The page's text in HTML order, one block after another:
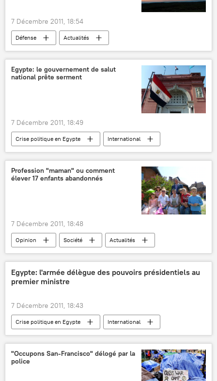
7 Décembre 2011, 18:54
Défense Actualités
Egypte: le gouvernement de salut
national prête serment
7 Décembre 2011, 18:49
Crise politique en Egypte
International
Actualités
Profession "maman" ou comment
élever 17 enfants abandonnés
7 Décembre 2011, 18:48
Opinion Société Actualités
Egypte: l'armée délègue des pouvoirs présidentiels au
premier ministre
7 Décembre 2011, 18:43
Crise politique en Egypte
International
Actualités
"Occupons San-Francisco" délogé par la
police